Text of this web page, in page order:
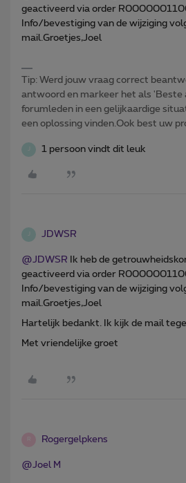
geactiveerd via order
Info/bevestiging van de wijziging
mail.Groetjes,Joel
Tip: Werd jouw vraag correct
antwoord en markeer het als 'Beste
forumleden in een gelijkaardige
een oplossing vinden.Ook best uw
J 1 persoon vindt dit leuk
J JDWSR
@JDWSR Ik heb de
geactiveerd via order
Info/bevestiging van de wijziging
mail.Groetjes,Joel
Hartelijk bedankt. Ik kijk de mail
Met vriendelijke groet
Rogergelpkens
@Joel M